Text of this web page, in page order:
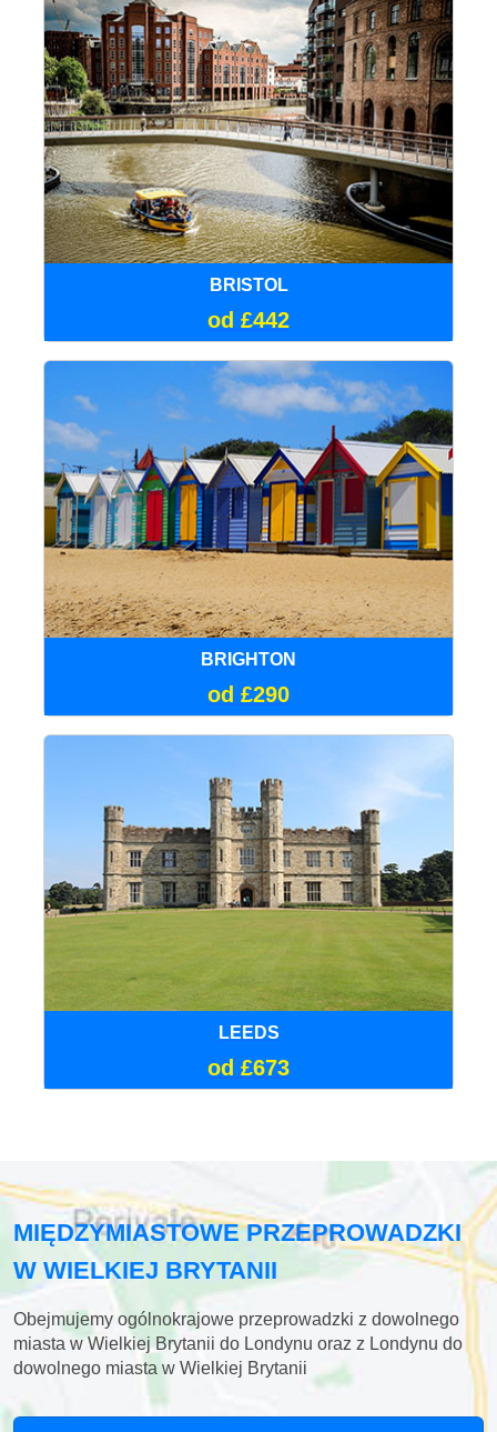
BRISTOL
od £442
BRIGHTON
od £290
LEEDS
od £673
MIĘDZYMIASTOWE PRZEPROWADZKI
W WIELKIEJ BRYTANII
Obejmujemy ogólnokrajowe przeprowadzki z dowolnego
miasta w Wielkiej Brytanii do Londynu oraz z Londynu do
dowolnego miasta w Wielkiej Brytanii